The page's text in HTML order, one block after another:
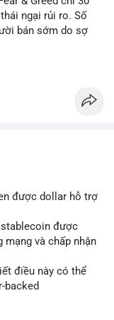
ngại rủi ro. Số
bán sớm do sợ
(BICO),
(Pudgy Penguins),
Bàn tán trên
báo NVDA và Musk
hạn vẫn tiêu
tin tức AI/NVIDA
thay đổi trong
được dollar hỗ trợ
được
và chấp nhận
điều này có thể
backed